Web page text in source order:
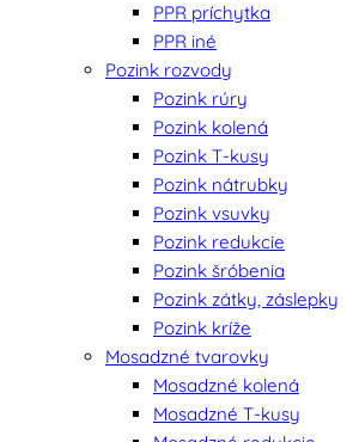
PPR príchytka
PPR iné
Pozink rozvody
Pozink rúry
Pozink kolená
Pozink T-kusy
Pozink nátrubky
Pozink vsuvky
Pozink redukcie
Pozink šróbenia
Pozink zátky, záslepky
Pozink kríže
Mosadzné tvarovky
Mosadzné kolená
Mosadzné T-kusy